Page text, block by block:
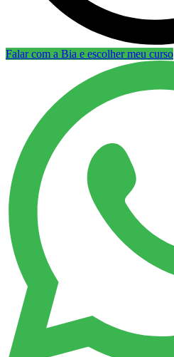
Falar com a Bia e escolher meu curso